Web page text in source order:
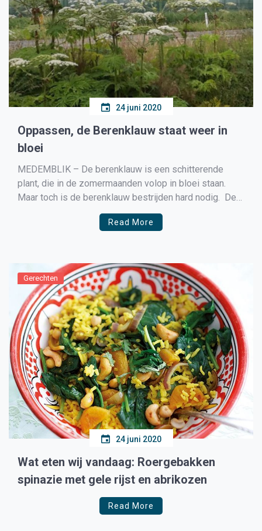
24 juni 2020
Oppassen, de Berenklauw staat weer in
bloei
MEDEMBLIK – De berenklauw is een schitterende
plant, die in de zomermaanden volop in bloei staan.
Maar toch is de berenklauw bestrijden hard nodig. De
plant kan maar liefst 4 meter hoog worden met
bladeren van 1,5 meter en kan voor ernstige
Read More
Gerechten
24 juni 2020
Wat eten wij vandaag: Roergebakken
spinazie met gele rijst en abrikozen
Read More